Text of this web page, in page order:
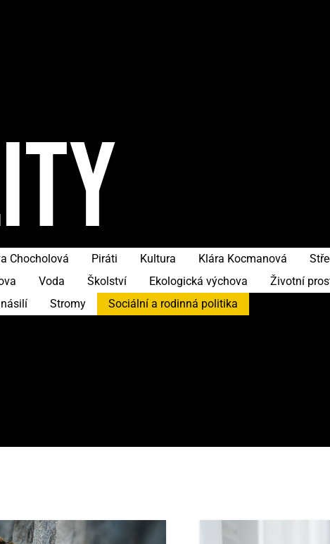
Chocholová Piráti Kultura Klára Kocmanová
Voda Školství Ekologická výchova Životní
Stromy Sociální a rodinná politika